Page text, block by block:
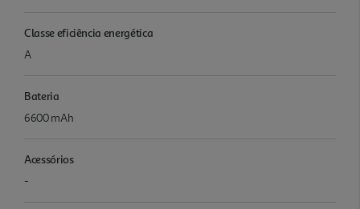
Classe eficiência energética
A
Bateria
6600 mAh
Acessórios
-